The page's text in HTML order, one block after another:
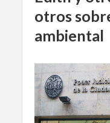
otros
ambiental